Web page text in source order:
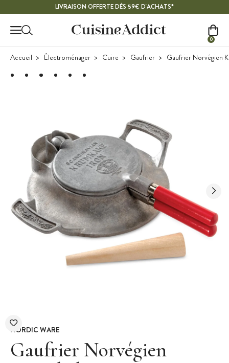
LIVRAISON OFFERTE DÈS 59€ D'ACHATS*
0
Accueil Électroménager Cuire Gaufrier Gaufrier Norvégien
NORDIC WARE
Gaufrier Norvégien